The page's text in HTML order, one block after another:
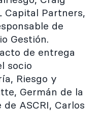
Capital Partners,
de
Gestión.
de entrega
socio
Riesgo y
Germán de la
ASCRI, Carlos